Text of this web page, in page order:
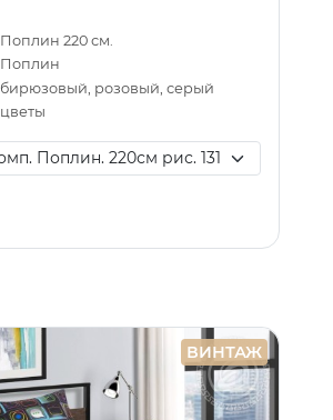
Поплин 220 см.
Поплин
бирюзовый, розовый, серый
цветы
ВИНТАЖ